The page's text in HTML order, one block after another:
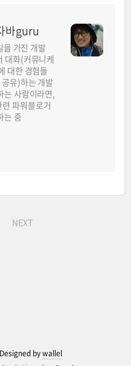
바guru
가진 개발
대화(커뮤니케
대한 경험들
유)하는 개발
사람이라면,
파워블로거
는 중
NEXT
bywallel